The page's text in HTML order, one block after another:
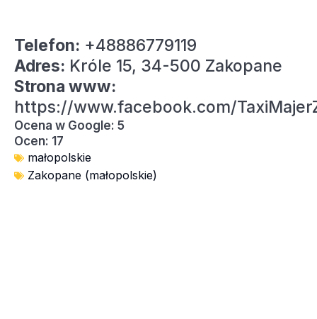
Telefon: +48886779119
Adres: Króle 15, 34-500 Zakopane
Strona www:
https://www.facebook.com/
Ocena w Google: 5
Ocen: 17
małopolskie
Zakopane (małopolskie)